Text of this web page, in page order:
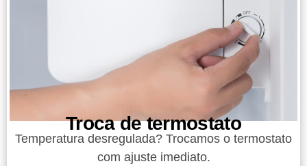
Troca de termostato
Temperatura desregulada? Trocamos o termostato
com ajuste imediato.